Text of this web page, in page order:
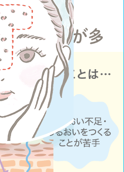
らに
は敏感肌が多
い